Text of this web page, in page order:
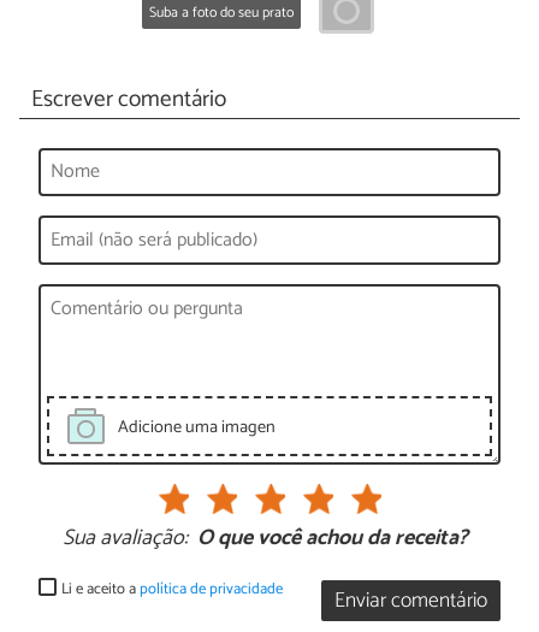
Suba a foto do seu prato
Escrever comentário
Adicione uma imagen
Sua avaliação: O que você achou da receita?
Enviar comentário
Li e aceito apolítica de privacidade